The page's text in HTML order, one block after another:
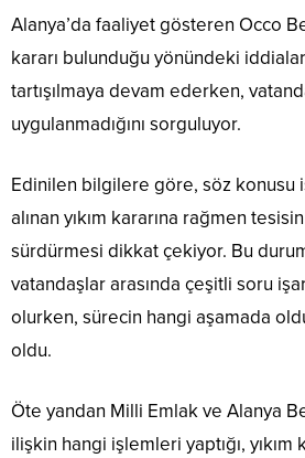
Alanya’da faaliyet gösteren Occo
kararı bulunduğu yönündeki
tartışılmaya devam ederken,
uygulanmadığını sorguluyor.
Edinilen bilgilere göre, söz konusu
alınan yıkım kararına rağmen
sürdürmesi dikkat çekiyor. Bu
vatandaşlar arasında çeşitli soru
olurken, sürecin hangi aşamada
oldu.
Öte yandan Milli Emlak ve Alanya
ilişkin hangi işlemleri yaptığı, yıkım